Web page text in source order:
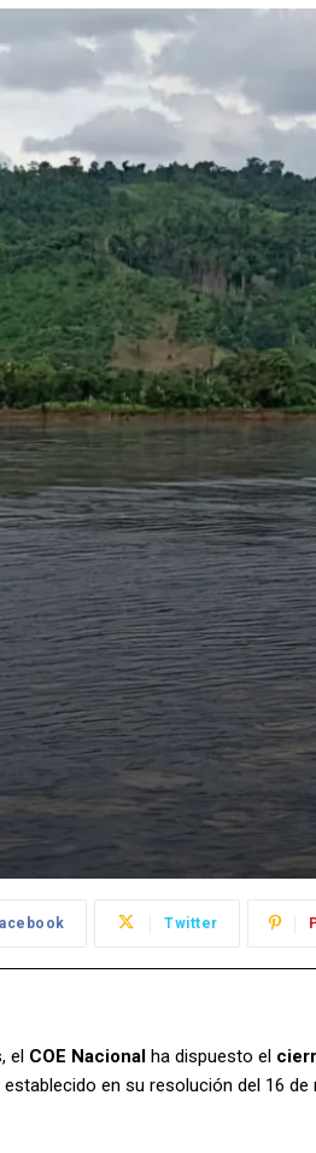
Twitter
el COE Nacional ha dispuesto el
establecido en su resolución del 16 de